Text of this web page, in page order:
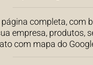
completa, com
empresa, produtos,
com mapa do